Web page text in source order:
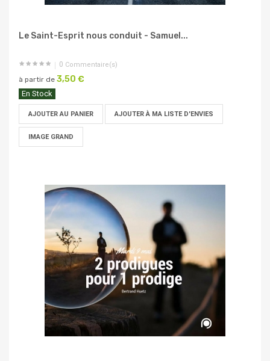
Le Saint-Esprit nous conduit - Samuel...
0 Commentaire(s)
à partir de 3,50 €
En Stock
AJOUTER AU PANIER AJOUTER À MA LISTE D'ENVIES
IMAGE GRAND